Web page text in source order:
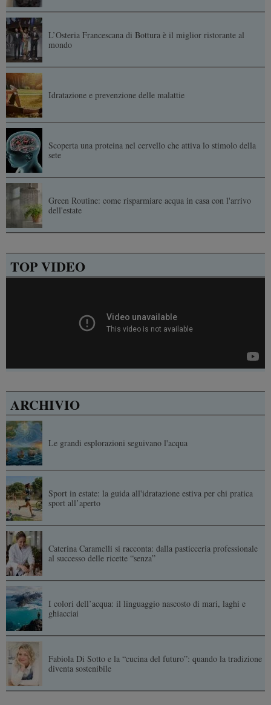
L’Osteria Francescana di Bottura è il miglior ristorante al
mondo
Idratazione e prevenzione delle malattie
Scoperta una proteina nel cervello che attiva lo stimolo della
sete
Green Routine: come risparmiare acqua in casa con l'arrivo
dell'estate
TOP VIDEO
ARCHIVIO
Le grandi esplorazioni seguivano l'acqua
Sport in estate: la guida all'idratazione estiva per chi pratica
sport all’aperto
Caterina Caramelli si racconta: dalla pasticceria professionale
al successo delle ricette “senza”
I colori dell’acqua: il linguaggio nascosto di mari, laghi e
ghiacciai
Fabiola Di Sotto e la “cucina del futuro”: quando la tradizione
diventa sostenibile